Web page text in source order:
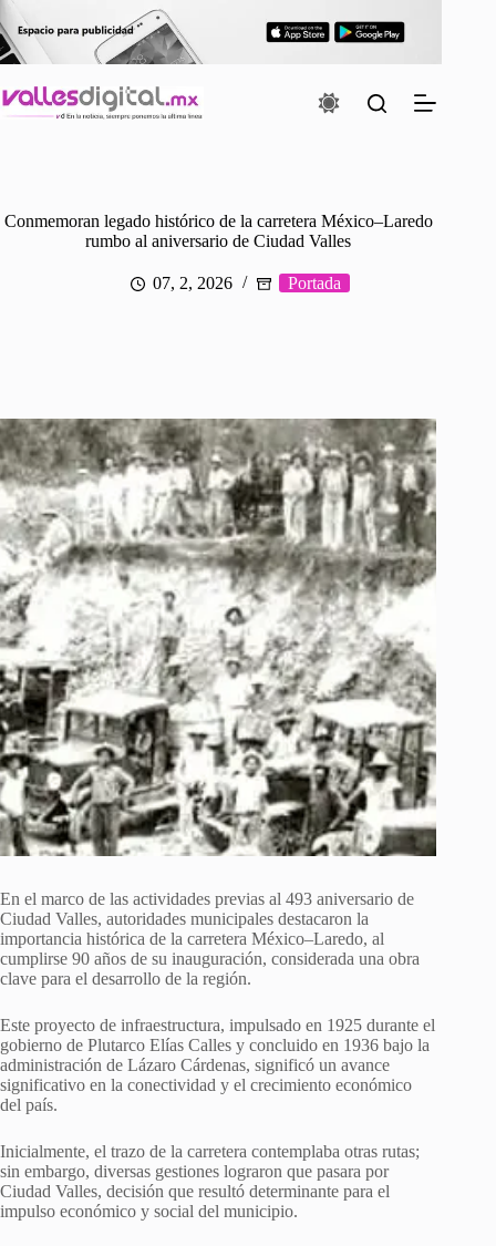
al
contenido
Conmemoran legado histórico de la carretera México–Laredo
rumbo al aniversario de Ciudad Valles
07, 2, 2026 Portada
En el marco de las actividades previas al 493 aniversario de
Ciudad Valles, autoridades municipales destacaron la
importancia histórica de la carretera México–Laredo, al
cumplirse 90 años de su inauguración, considerada una obra
clave para el desarrollo de la región.
Este proyecto de infraestructura, impulsado en 1925 durante el
gobierno de Plutarco Elías Calles y concluido en 1936 bajo la
administración de Lázaro Cárdenas, significó un avance
significativo en la conectividad y el crecimiento económico
del país.
Inicialmente, el trazo de la carretera contemplaba otras rutas;
sin embargo, diversas gestiones lograron que pasara por
Ciudad Valles, decisión que resultó determinante para el
impulso económico y social del municipio.